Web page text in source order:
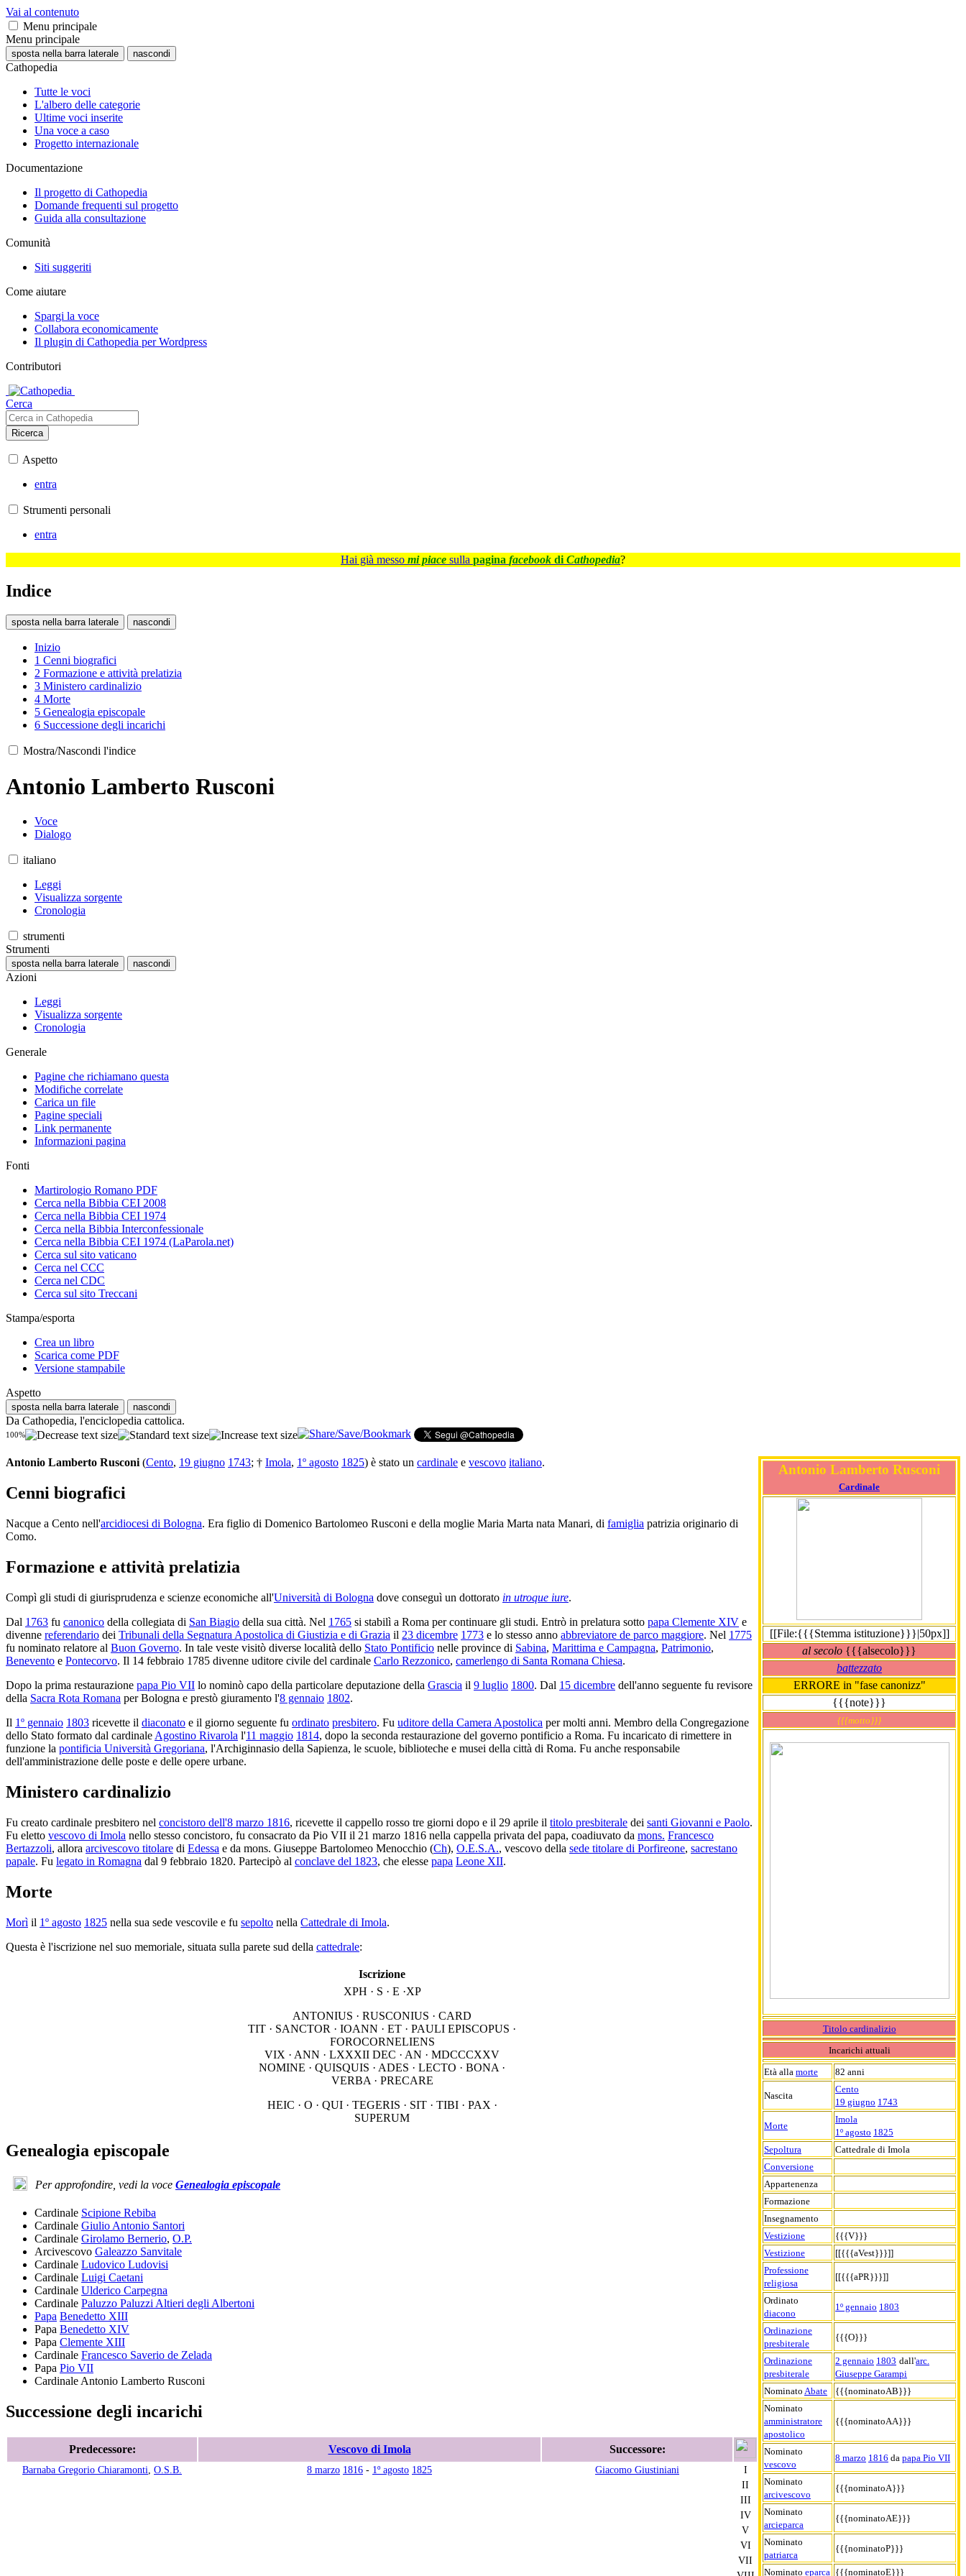
Vai al contenuto
Menu principale
Menu principale
sposta nella barra laterale nascondi
Cathopedia
Tutte le voci
L'albero delle categorie
Ultime voci inserite
Una voce a caso
Progetto internazionale
Documentazione
Il progetto di Cathopedia
Domande frequenti sul progetto
Guida alla consultazione
Comunità
Siti suggeriti
Come aiutare
Spargi la voce
Collabora economicamente
Il plugin di Cathopedia per Wordpress
Contributori
Cerca
Ricerca
Aspetto
entra
Strumenti personali
entra
Hai già messo mi piace sulla pagina facebook di Cathopedia?
Indice
sposta nella barra laterale nascondi
Inizio
1 Cenni biografici
2 Formazione e attività prelatizia
3 Ministero cardinalizio
4 Morte
5 Genealogia episcopale
6 Successione degli incarichi
Mostra/Nascondi l'indice
Antonio Lamberto Rusconi
Voce
Dialogo
italiano
Leggi
Visualizza sorgente
Cronologia
strumenti
Strumenti
sposta nella barra laterale nascondi
Azioni
Leggi
Visualizza sorgente
Cronologia
Generale
Pagine che richiamano questa
Modifiche correlate
Carica un file
Pagine speciali
Link permanente
Informazioni pagina
Fonti
Martirologio Romano PDF
Cerca nella Bibbia CEI 2008
Cerca nella Bibbia CEI 1974
Cerca nella Bibbia Interconfessionale
Cerca nella Bibbia CEI 1974 (LaParola.net)
Cerca sul sito vaticano
Cerca nel CCC
Cerca nel CDC
Cerca sul sito Treccani
Stampa/esporta
Crea un libro
Scarica come PDF
Versione stampabile
Aspetto
sposta nella barra laterale nascondi
Da Cathopedia, l'enciclopedia cattolica.
100%
Antonio Lamberto Rusconi
Cardinale
[[File:{{{Stemma istituzione}}}|50px]]
al secolo {{{alsecolo}}}
battezzato
ERRORE in "fase canonizz"
{{{note}}}
{{{motto}}}
Titolo cardinalizio
Incarichi attuali
Età alla morte 82 anni
Nascita
Cento
19 giugno 1743
Morte
Imola
1º agosto 1825
Sepoltura
Cattedrale di Imola
Conversione
Appartenenza
Formazione
Insegnamento
Vestizione
{{{V}}}
Vestizione
[[{{{aVest}}}]]
Professione
religiosa
[[{{{aPR}}}]]
Ordinato
diacono
1º gennaio 1803
Ordinazione
presbiterale
{{{O}}}
Ordinazione
presbiterale
2 gennaio 1803 dall'arc.
Giuseppe Garampi
Nominato Abate
{{{nominatoAB}}}
Nominato
amministratore
apostolico
{{{nominatoAA}}}
Nominato
vescovo
8 marzo 1816 da papa Pio VII
Nominato
arcivescovo
{{{nominatoA}}}
Nominato
arcieparca
{{{nominatoAE}}}
Nominato
patriarca
{{{nominatoP}}}
Nominato eparca {{{nominatoE}}}
Antonio Lamberto Rusconi (Cento, 19 giugno 1743; † Imola, 1º agosto 1825) è stato un cardinale e vescovo italiano.
Cenni biografici
Nacque a Cento nell'arcidiocesi di Bologna. Era figlio di Domenico Bartolomeo Rusconi e della moglie Maria Marta nata Manari, di famiglia patrizia originario di
Como.
Formazione e attività prelatizia
Compì gli studi di giurisprudenza e scienze economiche all'Università di Bologna dove conseguì un dottorato in utroque iure.
Dal 1763 fu canonico della collegiata di San Biagio della sua città. Nel 1765 si stabilì a Roma per continuare gli studi. Entrò in prelatura sotto papa Clemente XIV e
divenne referendario dei Tribunali della Segnatura Apostolica di Giustizia e di Grazia il 23 dicembre 1773 e lo stesso anno abbreviatore de parco maggiore. Nel 1775
fu nominato relatore al Buon Governo. In tale veste visitò diverse località dello Stato Pontificio nelle province di Sabina, Marittima e Campagna, Patrimonio,
Benevento e Pontecorvo. Il 14 febbraio 1785 divenne uditore civile del cardinale Carlo Rezzonico, camerlengo di Santa Romana Chiesa.
Dopo la prima restaurazione papa Pio VII lo nominò capo della particolare deputazione della Grascia il 9 luglio 1800. Dal 15 dicembre dell'anno seguente fu revisore
della Sacra Rota Romana per Bologna e prestò giuramento l'8 gennaio 1802.
Il 1º gennaio 1803 ricevette il diaconato e il giorno seguente fu ordinato presbitero. Fu uditore della Camera Apostolica per molti anni. Membro della Congregazione
dello Stato formato dal cardinale Agostino Rivarola l'11 maggio 1814, dopo la seconda restaurazione del governo pontificio a Roma. Fu incaricato di rimettere in
funzione la pontificia Università Gregoriana, l'Archiginnasio della Sapienza, le scuole, biblioteche e musei della città di Roma. Fu anche responsabile
dell'amministrazione delle poste e delle opere urbane.
Ministero cardinalizio
Fu creato cardinale presbitero nel concistoro dell'8 marzo 1816, ricevette il cappello rosso tre giorni dopo e il 29 aprile il titolo presbiterale dei santi Giovanni e Paolo.
Fu eletto vescovo di Imola nello stesso concistoro, fu consacrato da Pio VII il 21 marzo 1816 nella cappella privata del papa, coadiuvato da mons. Francesco
Bertazzoli, allora arcivescovo titolare di Edessa e da mons. Giuseppe Bartolomeo Menocchio (Ch), O.E.S.A., vescovo della sede titolare di Porfireone, sacrestano
papale. Fu legato in Romagna dal 9 febbraio 1820. Partecipò al conclave del 1823, che elesse papa Leone XII.
Morte
Morì il 1º agosto 1825 nella sua sede vescovile e fu sepolto nella Cattedrale di Imola.
Questa è l'iscrizione nel suo memoriale, situata sulla parete sud della cattedrale:
Iscrizione
XPH · S · E ·XP
ANTONIUS · RUSCONIUS · CARD
TIT · SANCTOR · IOANN · ET · PAULI EPISCOPUS ·
FOROCORNELIENS
VIX · ANN · LXXXII DEC · AN · MDCCCXXV
NOMINE · QUISQUIS · ADES · LECTO · BONA ·
VERBA · PRECARE
HEIC · O · QUI · TEGERIS · SIT · TIBI · PAX ·
SUPERUM
Genealogia episcopale
Per approfondire, vedi la voce Genealogia episcopale
Cardinale Scipione Rebiba
Cardinale Giulio Antonio Santori
Cardinale Girolamo Bernerio, O.P.
Arcivescovo Galeazzo Sanvitale
Cardinale Ludovico Ludovisi
Cardinale Luigi Caetani
Cardinale Ulderico Carpegna
Cardinale Paluzzo Paluzzi Altieri degli Albertoni
Papa Benedetto XIII
Papa Benedetto XIV
Papa Clemente XIII
Cardinale Francesco Saverio de Zelada
Papa Pio VII
Cardinale Antonio Lamberto Rusconi
Successione degli incarichi
Predecessore: Vescovo di Imola Successore:
Barnaba Gregorio Chiaramonti O.S.B. 8 marzo 1816 - 1º agosto 1825 Giacomo Giustiniani
I
II
III
IV
V
VI
VII